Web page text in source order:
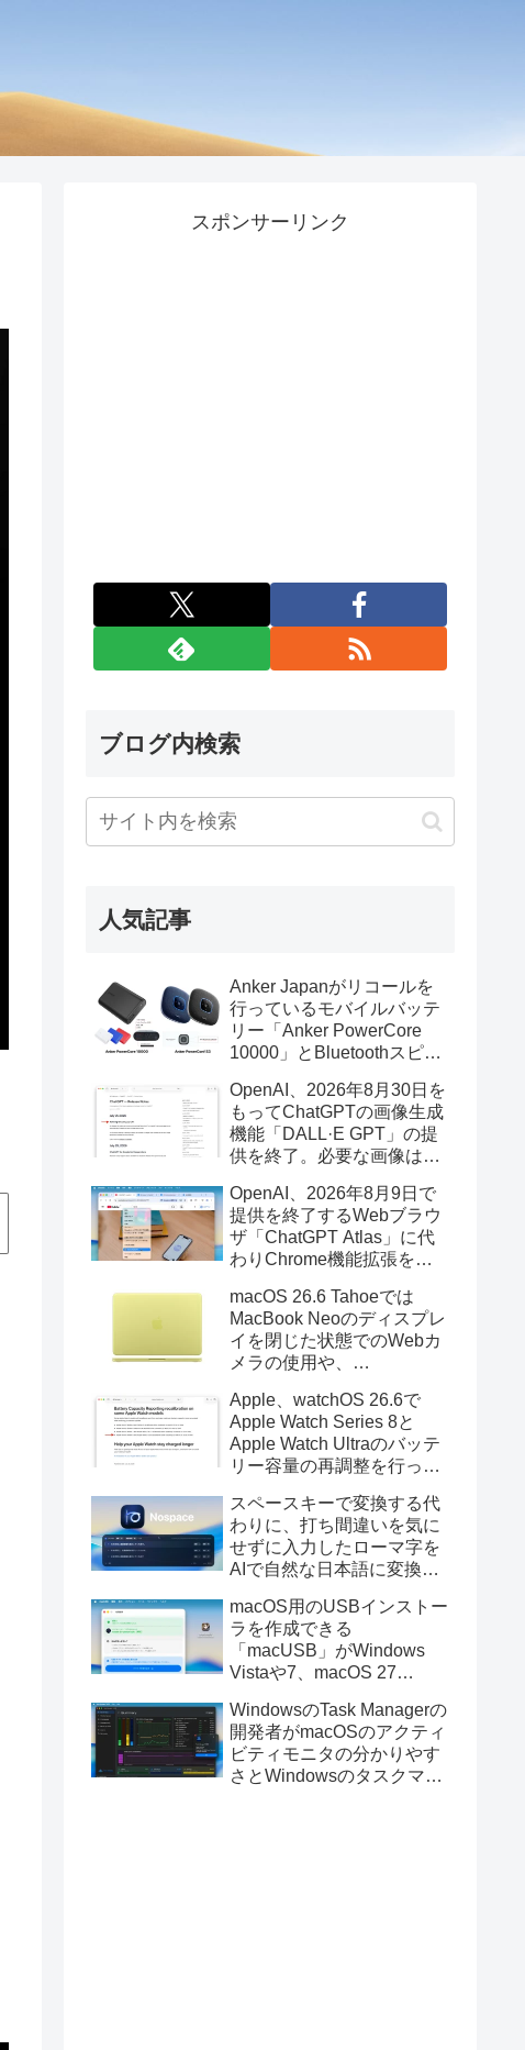
スポンサーリンク
ブログ内検索
人気記事
Anker Japanがリコールを
行っているモバイルバッテ
リー「Anker PowerCore
10000」とBluetoothスピー
辺を焼損する火災が6月に3
件発生していたそうなので
注意を。
OpenAI、2026年8月30日を
もってChatGPTの画像生成
機能「DALL·E GPT」の提
供を終了。必要な画像は期
OpenAI、2026年8月9日で
提供を終了するWebブラウ
ザ「ChatGPT Atlas」に代
わりChrome機能拡張をア
画の質問やAsk ChatGPT機
能を追加。
macOS 26.6 Tahoeでは
MacBook Neoのディスプレ
イを閉じた状態でのWebカ
メラの使用や、
利用しMacBook Neoを復元
する際の安定性が向上。
Apple、watchOS 26.6で
Apple Watch Series 8と
Apple Watch Ultraのバッテ
リー容量の再調整を行った
スペースキーで変換する代
わりに、打ち間違いを気に
せずに入力したローマ字を
AIで自然な日本語に変換し
力アプリ「Nospace」がリ
リース。
macOS用のUSBインストー
ラを作成できる
「macUSB」がWindows
Vistaや7、macOS 27
トーラの作成に対応。
WindowsのTask Managerの
開発者がmacOSのアクティ
ビティモニタの分かりやす
さとWindowsのタスクマネ